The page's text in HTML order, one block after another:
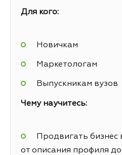
Для кого:
Новичкам
Маркетологам
Выпускникам вузов
Чему научитесь:
Продвигать бизнес
от описания профиля